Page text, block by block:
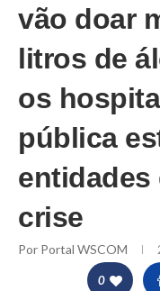
vão doar
litros de
os
pública
entidades
crise
Por Portal WSCOM
0